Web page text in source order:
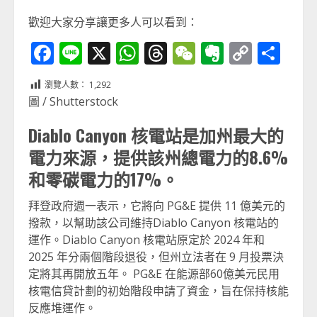
歡迎大家分享讓更多人可以看到：
Facebook
Line
X WhatsApp
Threads
WeChat
Evernote
Copy
瀏覽人數： 1,292
圖 / Shutterstock
Diablo Canyon 核電站是加州最大的
電力來源，提供該州總電力的8.6%
和零碳電力的17%。
拜登政府週一表示，它將向 PG&E 提供 11 億美元的
撥款，以幫助該公司維持Diablo Canyon 核電站的
運作。Diablo Canyon 核電站原定於 2024 年和
2025 年分兩個階段退役，但州立法者在 9 月投票決
定將其再開放五年。 PG&E 在能源部60億美元民用
核電信貸計劃的初始階段申請了資金，旨在保持核能
反應堆運作。